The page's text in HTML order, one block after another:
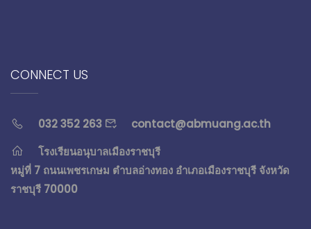
CONNECT US
032 352 263
contact@abmuang.ac.th
โรงเรียนอนุบาลเมืองราชบุรี
หมู่ที่ 7 ถนนเพชรเกษม ตำบลอ่างทอง อำเภอเมืองราชบุรี จังหวัด
ราชบุรี 70000